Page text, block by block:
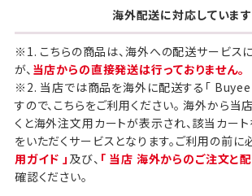
海外配送に対応しています
※1. こちらの商品は、海外への配送サービス
が、 当店からの直接発送は行っておりません。
※2. 当店では商品を海外に配送する「 Buyee
すので、こちらをご利用ください。 海外から当
くと海外注文用カートが表示され、該当カー
をいただくサービスとなります。ご利用の前に
用ガイド 」 及び、 「 当店 海外からのご注文と
確認ください。